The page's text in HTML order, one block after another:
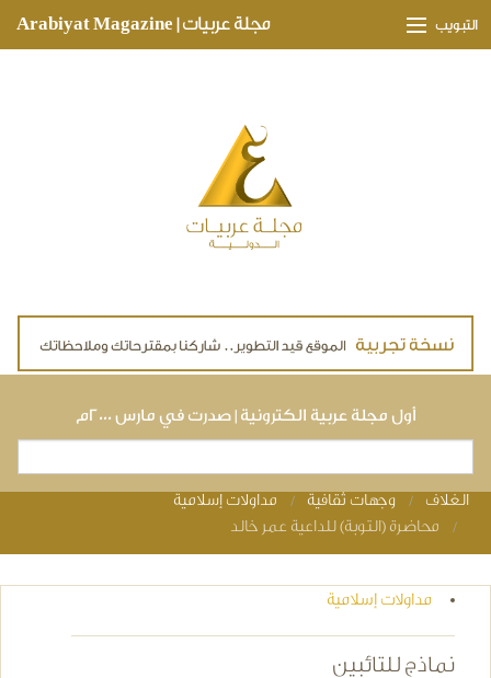
مجلة عربيات | Arabiyat Magazine التبويب
أول مجلة عربية الكترونية | صدرت في مارس ٢٠٠٠م
You are here
الغلاف وجهات ثقافية
مداولات إسلامية
محاضرة (التوبة) للداعية عمر خالد
مداولات إسلامية
نماذج للتائبين